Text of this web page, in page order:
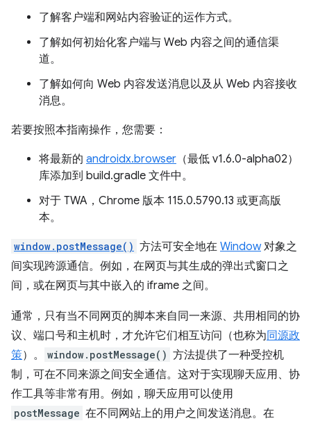
了解客户端和网站内容验证的运作方式。
了解如何初始化客户端与 Web 内容之间的通信渠
道。
了解如何向 Web 内容发送消息以及从 Web 内容接收
消息。
若要按照本指南操作，您需要：
将最新的 androidx.browser （最低 v1.6.0-alpha02）
库添加到 build.gradle 文件中。
对于 TWA，Chrome 版本 115.0.5790.13 或更高版
本。
window.postMessage() 方法可安全地在 Window对象之
间实现跨源通信。例如，在网页与其生成的弹出式窗口之
间，或在网页与其中嵌入的 iframe 之间。
通常，只有当不同网页的脚本来自同一来源、共用相同的协
议、端口号和主机时，才允许它们相互访问（也称为同源政
策）。 window.postMessage() 方法提供了一种受控机
制，可在不同来源之间安全通信。这对于实现聊天应用、协
作工具等非常有用。例如，聊天应用可以使用
postMessage 在不同网站上的用户之间发送消息。在